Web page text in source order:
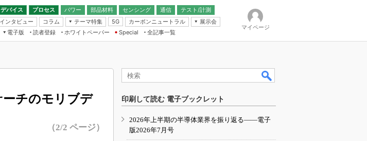
デバイス
プロセス パワー 部品材料 センシング
通信
無線
テスト/計測
インタビュー コラム
テーマ特集
Times Research）
5G カーボンニュートラル
展示会
IoT・エッジコンピューティング
EXPO
TECHNO-FRONTIER
人とくるま展
電子版
読者登録 ホワイトペーパー
Special
全記事一覧
マイページ
チのモリブデ
（2/2 ページ）
印刷して読む 電子ブックレット
2026年上半期の半導体業界を振り返る――電子
版2026年7月号